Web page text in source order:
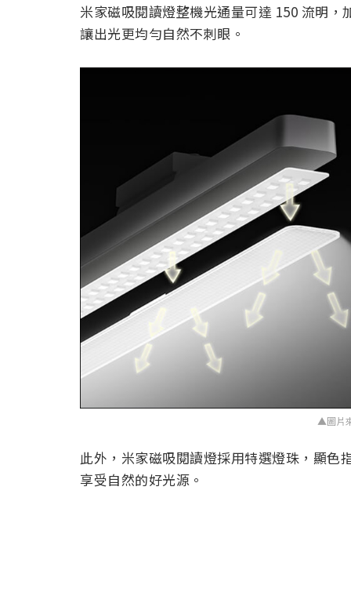
米家磁吸閱讀燈整機光通量可達 150 流明
讓出光更均勻自然不刺眼。
▲圖片
此外，米家磁吸閱讀燈採用特選燈珠，顯色
享受自然的好光源。